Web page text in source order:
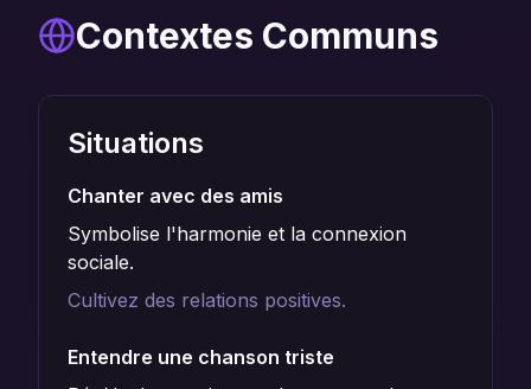
Contextes Communs
Situations
Chanter avec des amis
Symbolise l'harmonie et la connexion
sociale.
Cultivez des relations positives.
Entendre une chanson triste